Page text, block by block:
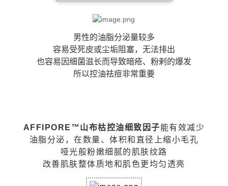
男性的油脂分泌量较多
容易受死皮或尘垢阻塞，无法排出
也容易因细菌滋长而导致暗疮、粉剌的爆发
所以控油祛痘非常重要
AFFIPORE™山布枯控油细致因子能有效减少
油脂分泌，在数量、体积和直径上缩小毛孔
哑光般粉嫩细腻的肌肤纹路
改善肌肤整体质地和肌色更均匀透亮